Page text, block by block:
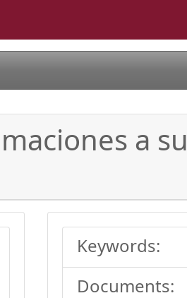
a su
Keywords:
Documents: